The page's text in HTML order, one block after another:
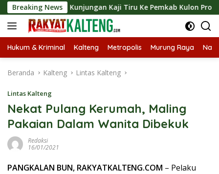
Langsung
ke
konten
Breaking News
Kunjungan Kaji Tiru Ke Pemkab Kulon Progo
Hukum & Kriminal Kalteng Metropolis Murung Raya
Beranda Kalteng Lintas Kalteng
Lintas Kalteng
Nekat Pulang Kerumah, Maling
Pakaian Dalam Wanita Dibekuk
Redaksi
16/01/2021
PANGKALAN BUN, RAKYATKALTENG.COM – Pelaku